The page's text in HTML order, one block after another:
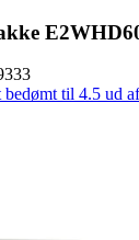
til 4.5 ud